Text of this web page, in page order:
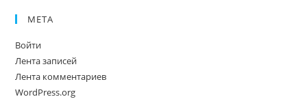
МЕТА
Войти
Лента записей
Лента комментариев
WordPress.org